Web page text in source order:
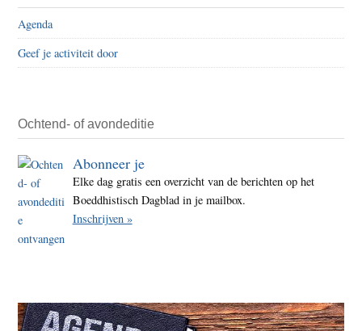
Agenda
Geef je activiteit door
Ochtend- of avondeditie
Abonneer je
Elke dag gratis een overzicht van de berichten op het
Boeddhistisch Dagblad in je mailbox.
Inschrijven »